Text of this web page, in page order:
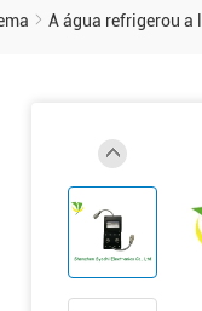
A água refrigerou a